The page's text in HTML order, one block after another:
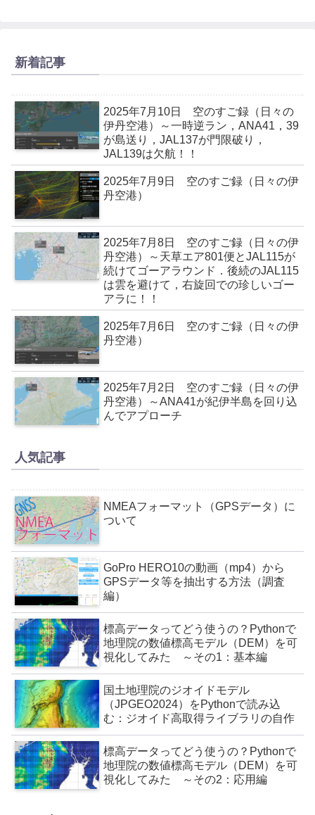
新着記事
2025年7月10日 空のすご録（日々の
伊丹空港）～一時逆ラン，ANA41，39
が島送り，JAL137が門限破り，
JAL139は欠航！！
2025年7月9日 空のすご録（日々の伊
丹空港）
2025年7月8日 空のすご録（日々の伊
丹空港）～天草エア801便とJAL115が
続けてゴーアラウンド．後続のJAL115
は雲を避けて，右旋回での珍しいゴー
アラに！！
2025年7月6日 空のすご録（日々の伊
丹空港）
2025年7月2日 空のすご録（日々の伊
丹空港）～ANA41が紀伊半島を回り込
んでアプローチ
人気記事
NMEAフォーマット（GPSデータ）に
ついて
GoPro HERO10の動画（mp4）から
GPSデータ等を抽出する方法（調査
編）
標高データってどう使うの？Pythonで
地理院の数値標高モデル（DEM）を可
視化してみた ～その1：基本編
国土地理院のジオイドモデル
（JPGEO2024）をPythonで読み込
む：ジオイド高取得ライブラリの自作
標高データってどう使うの？Pythonで
地理院の数値標高モデル（DEM）を可
視化してみた ～その2：応用編